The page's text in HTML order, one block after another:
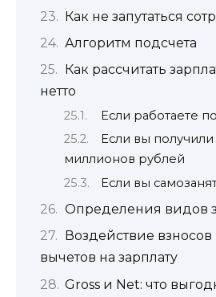
Как не запутаться
Алгоритм подсчета
Как рассчитать
нетто
Если работаете
Если вы
миллионов рублей
Если вы
Определения видов
Воздействие
вычетов на зарплату
Gross и Net: что